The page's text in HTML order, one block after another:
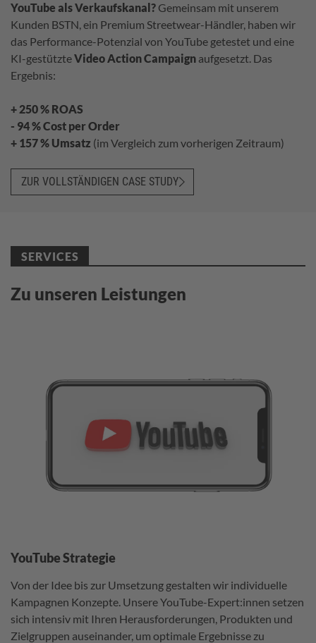
YouTube als Verkaufskanal? Gemeinsam mit unserem
Kunden BSTN, ein Premium Streetwear-Händler, haben wir
das Performance-Potenzial von YouTube getestet und eine
KI-gestützteVideo Action Campaign aufgesetzt. Das
Ergebnis:
+ 250 % ROAS
- 94 % Cost per Order
+ 157 % Umsatz (im Vergleich zum vorherigen Zeitraum)
ZUR VOLLSTÄNDIGEN CASE STUDY
SERVICES
Zu unseren Leistungen
YouTube Strategie
Von der Idee bis zur Umsetzung gestalten wir individuelle
Kampagnen Konzepte. Unsere YouTube-Expert:innen setzen
sich intensiv mit Ihren Herausforderungen, Produkten und
Zielgruppen auseinander, um optimale Ergebnisse zu